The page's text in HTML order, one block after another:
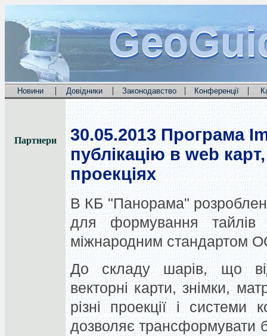
Новини | Довідники | Законодавство | Конференції |
Партнери 30.05.2013 Програма
публікацію в web
проекціях
В КБ "Панорама"
для формування
міжнародним стандартом
До складу шарів, що
векторні карти, знімки,
різні проекції і системи
дозволяє трансформувати